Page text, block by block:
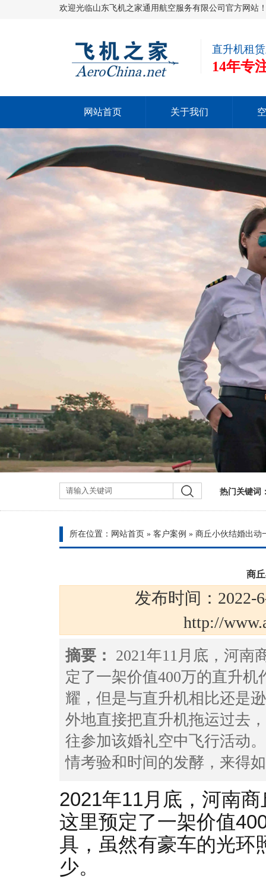
欢迎光临山东飞机之家通用航空服务有限公司官方网站
直升机租
14年专
网站首页 关于我们
热门关键词
所在位置： 网站首页 » 客户案例 » 商丘小伙结婚出动
商
发布时间：2022-
http://
摘要： 2021年11月底，河南
定了一架价值400万的直升
耀，但是与直升机相比还是
外地直接把直升机拖运过去
往参加该婚礼空中飞行活动
情考验和时间的发酵，来得
2021年11月底，河南
这里预定了一架价值
具，虽然有豪车的光环
少。